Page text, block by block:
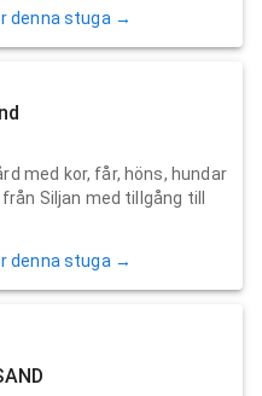
denna stuga →
med kor, får, höns, hundar
Siljan med tillgång till
denna stuga →